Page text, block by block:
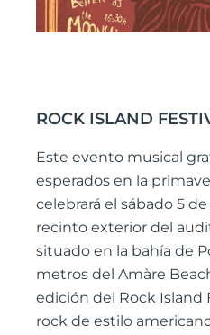
ROCK ISLAND
Este evento musical
esperados en la
celebrará el sábado 5
recinto exterior del
situado en la bahía de
metros del Amàre
edición del Rock Island
rock de estilo